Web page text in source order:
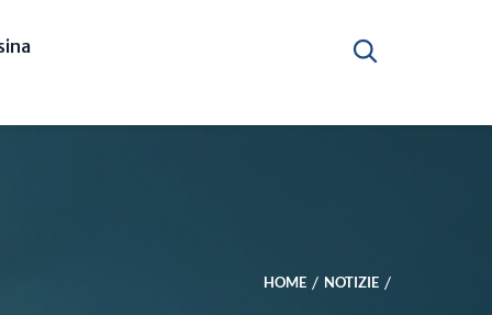
HOME NOTIZIE